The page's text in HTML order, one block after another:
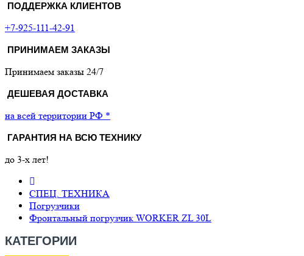
ПОДДЕРЖКА КЛИЕНТОВ
+7-925-111-42-91
ПРИНИМАЕМ ЗАКАЗЫ
Принимаем заказы 24/7
ДЕШЕВАЯ ДОСТАВКА
на всей территории РФ *
ГАРАНТИЯ НА ВСЮ ТЕХНИКУ
до 3-х лет!
СПЕЦ. ТЕХНИКА
Погрузчики
Фронтальный погрузчик WORKER ZL 30L
КАТЕГОРИИ